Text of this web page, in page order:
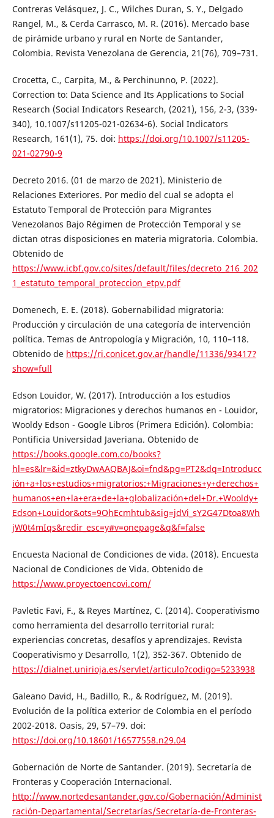
Contreras Velásquez, J. C., Wilches Duran, S. Y., Delgado
Rangel, M., & Cerda Carrasco, M. R. (2016). Mercado base
de pirámide urbano y rural en Norte de Santander,
Colombia. Revista Venezolana de Gerencia, 21(76), 709–731.
Crocetta, C., Carpita, M., & Perchinunno, P. (2022).
Correction to: Data Science and Its Applications to Social
Research (Social Indicators Research, (2021), 156, 2-3, (339-
340), 10.1007/s11205-021-02634-6). Social Indicators
Research, 161(1), 75. doi: https://doi.org/10.1007/s11205-
021-02790-9
Decreto 2016. (01 de marzo de 2021). Ministerio de
Relaciones Exteriores. Por medio del cual se adopta el
Estatuto Temporal de Protección para Migrantes
Venezolanos Bajo Régimen de Protección Temporal y se
dictan otras disposiciones en materia migratoria. Colombia.
Obtenido de
https://www.icbf.gov.co/sites/default/files/decreto_216_202
1_estatuto_temporal_proteccion_etpv.pdf
Domenech, E. E. (2018). Gobernabilidad migratoria:
Producción y circulación de una categoría de intervención
política. Temas de Antropología y Migración, 10, 110–118.
Obtenido de https://ri.conicet.gov.ar/handle/11336/93417?
show=full
Edson Louidor, W. (2017). Introducción a los estudios
migratorios: Migraciones y derechos humanos en - Louidor,
Wooldy Edson - Google Libros (Primera Edición). Colombia:
Pontificia Universidad Javeriana. Obtenido de
https://books.google.com.co/books?
hl=es&lr=&id=ztkyDwAAQBAJ&oi=fnd&pg=PT2&dq=Introducc
ión+a+los+estudios+migratorios:+Migraciones+y+derechos+
humanos+en+la+era+de+la+globalización+del+Dr.+Wooldy+
Edson+Louidor&ots=9OhEcmhtub&sig=jdVi_sY2G47Dtoa8Wh
jW0t4mIqs&redir_esc=y#v=onepage&q&f=false
Encuesta Nacional de Condiciones de vida. (2018). Encuesta
Nacional de Condiciones de Vida. Obtenido de
https://www.proyectoencovi.com/
Pavletic Favi, F., & Reyes Martínez, C. (2014). Cooperativismo
como herramienta del desarrollo territorial rural:
experiencias concretas, desafíos y aprendizajes. Revista
Cooperativismo y Desarrollo, 1(2), 352-367. Obtenido de
https://dialnet.unirioja.es/servlet/articulo?codigo=5233938
Galeano David, H., Badillo, R., & Rodríguez, M. (2019).
Evolución de la política exterior de Colombia en el período
2002-2018. Oasis, 29, 57–79. doi:
https://doi.org/10.18601/16577558.n29.04
Gobernación de Norte de Santander. (2019). Secretarí­a de
Fronteras y Cooperación Internacional.
http://www.nortedesantander.gov.co/Gobernación/Administ
ración-Departamental/Secretarías/Secretaría-de-Fronteras-